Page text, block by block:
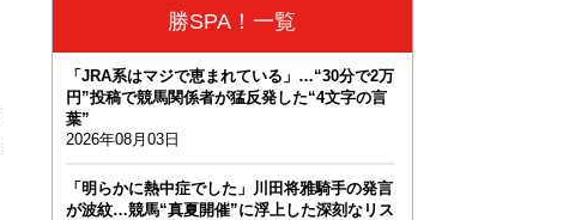
勝SPA！一覧
「JRA系はマジで恵まれている」…“30分で2万
円”投稿で競馬関係者が猛反発した“4文字の言
葉”
2026年08月03日
「明らかに熱中症でした」川田将雅騎手の発言
が波紋…競馬“真夏開催”に浮上した深刻なリス